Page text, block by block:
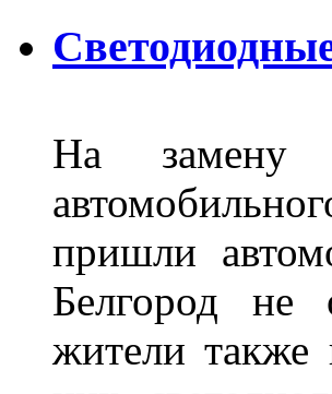
На замену
пришли
Белгород не
жители также